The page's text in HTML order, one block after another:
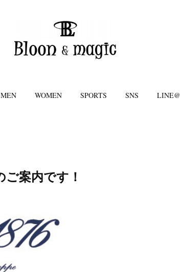
MEN WOMEN SPORTS SNS LINE@
案内です！